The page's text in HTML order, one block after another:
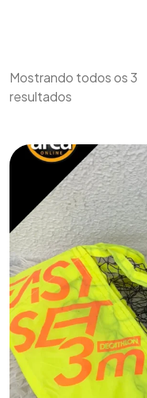
Mostrando todos os 3
resultados